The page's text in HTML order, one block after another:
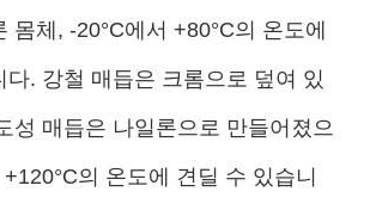
몸체, -20°C에서 +80°C의 온도에
다. 강철 매듭은 크롬으로 덮여 있
성 매듭은 나일론으로 만들어졌으
의 온도에 견딜 수 있습니